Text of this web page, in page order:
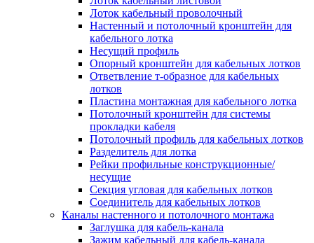
Аксессуары для
коробок/корпусов для монтажа в
и в потолке
Зажим безвинтовой клеммный
Коробка клеммная
Коробка распределительная для
Крышка для распределительной
коробки/корпуса для монтажа в
в потолке
Распределительная коробка/
монтажа в стене и в потолке
Распределительная коробка/
Система электромонтажных колонн
Электромонтажная колонна
Системы ввода для кабелей и проводов
Ввод кабельный/сальник
Уплотнитель для кабельного
Лоток кабельный проволочный
Настенный и потолочный кронштейн для
кабельного лотка
Несущий профиль
Опорный кронштейн для кабельных лотков
Ответвление т-образное для кабельных
лотков
Пластина монтажная для кабельного лотка
Потолочный кронштейн для системы
прокладки кабеля
Потолочный профиль для кабельных лотков
Разделитель для лотка
Рейки профильные конструкционные/
несущие
Секция угловая для кабельных лотков
Соединитель для кабельных лотков
Каналы настенного и потолочного монтажа
Заглушка для кабель-канала
Зажим кабельный для кабель-канала